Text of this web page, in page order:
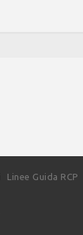
Linee Guida RCP